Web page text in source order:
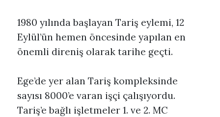
1980 yılında başlayan Tariş eylemi, 12
Eylül’ün hemen öncesinde yapılan en
önemli direniş olarak tarihe geçti.
Ege’de yer alan Tariş kompleksinde
sayısı 8000’e varan işçi çalışıyordu.
Tariş’e bağlı işletmeler 1. ve 2. MC